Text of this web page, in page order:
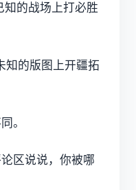
知的战场上打必胜
知的版图上开疆拓
。
区说说，你被哪